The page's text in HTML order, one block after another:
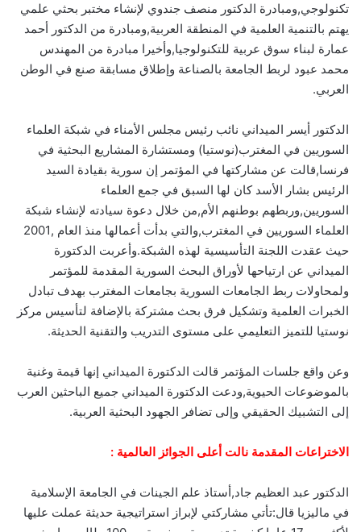
تكنولوجي,ومبادرة الدكتور منصف جندوي لإنشاء مختبر بحثي علمي
يهتم بالتنمية العلمية في المنطقة العربية,ومبادرة من الدكتور أحمد
عمارة لبناء سوق عربية للتكنولوجيا,وأخيرا مبادرة من المهندس
محمد عبود لربط الجامعة بالصناعة وإطلاق مسابقة صنع في الوطن
العربي.‏
الدكتور أيسر الميداني نائب رئيس مجلس الأمناء في شبكة العلماء
السوريين في المغترب(نوستيا) ومستشارة المشاريع البحثية في
فرنسا,قالت عن مشاركتها في المؤتمر إن سورية بقيادة السيد
الرئيس بشار الأسد كان لها السبق في جمع العلماء
السوريين,وربطهم بوطنهم الأم,من خلال دعوة سيادته لإنشاء شبكة
العلماء السوريين في المغترب,والتي بدأت أعمالها منذ العام ,2001
حيث عقدت اللجنة التأسيسية لهذه الشبكة.وأعربت الدكتورة
الميداني عن ارتياحها لأوراق البحث السورية المقدمة للمؤتمر
ولمحاولات ربط الجامعات السورية بجامعات المغترب بهدف تبادل
الخبرات العلمية وتشكيل فرق بحث مشتركة بالإضافة لتأسيس مركز
نوستيا للتميز التعليمي على مستوى التدريب والتقنية الحديثة.‏
وعن واقع جلسات المؤتمر قالت الدكتورة الميداني إنها قيمة وغنية
بالموضوعات الحيوية,ودعت الدكتورة الميداني جميع الباحثين العرب
إلى التشبيك الحقيقي وإلى تضافر الجهود البحثية العربية.‏
الاختراعات المقدمة نالت أعلى الجوائز العالمية‏ :
الدكتور عبد العظيم جاد,أستاذ علم الجينات في الجامعة الإسلامية
في ماليزيا قال:تأتي مشاركتي لإبراز استراتيجية حديثة عملت عليها